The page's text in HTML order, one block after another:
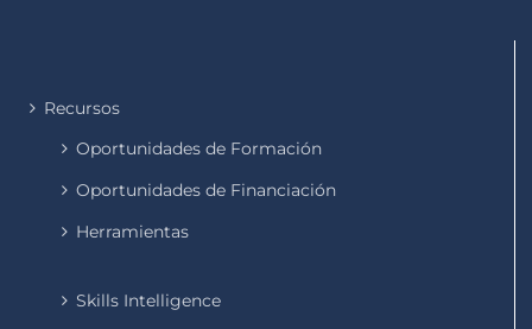
Recursos
Oportunidades de Formación
Oportunidades de Financiación
Herramientas
Skills Intelligence